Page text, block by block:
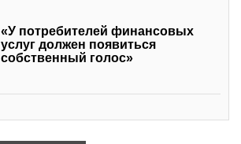
«У потребителей финансовых
услуг должен появиться
собственный голос»